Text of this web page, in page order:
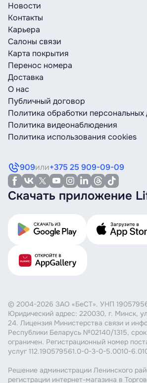
Новости
Контакты
Карьера
Салоны связи
Карта покрытия
Перенос номера
Доставка
О нас
Публичный договор
Политика обработки персональных
Политика видеонаблюдения
Политика использования cookies
909или+375 25 909-09-09
Скачать приложение
© 2004-2026 ЗАО «БеСТ». УНП
Юридический адрес: 220030, г. Минск,
24. Лицензия Министерства связи и
Республики Беларусь №02140/1315,
ограничен. Регистрационный номер
услуг 112.190579561.0-0-3-0-5.0010-
Решение администрации Ленинского
регистрации интернет-магазина в